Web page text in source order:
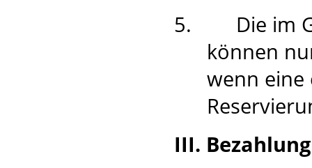
5.
Die im
können
wenn eine
III.